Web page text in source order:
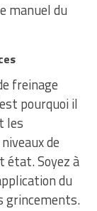
manuel du
freinage
pourquoi il
les
de
état. Soyez à
du
grincements.